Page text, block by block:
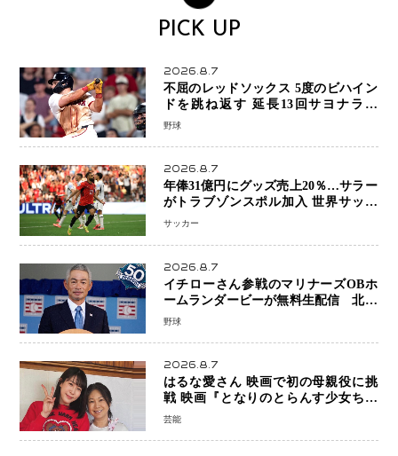
PICK UP
2026.8.7
不屈のレッドソックス 5度のビハイン
ドを跳ね返す 延長13回サヨナラ勝
ち 吉田正尚選手も2安打1打点で貢献 4
野球
2026.8.7
年俸31億円にグッズ売上20％…サラー
がトラブゾンスポル加入 世界サッカ
ーは「五大リーグ一強」から新時代へ
サッカー
2026.8.7
イチローさん参戦のマリナーズOBホ
ームランダービーが無料生配信 北米
ならではの“魅せる興行”に世界が注目
野球
2026.8.7
はるな愛さん 映画で初の母親役に挑
戦 映画『となりのとらんす少女ちゃ
ん』11月7日公開 未来の自分との対話
芸能